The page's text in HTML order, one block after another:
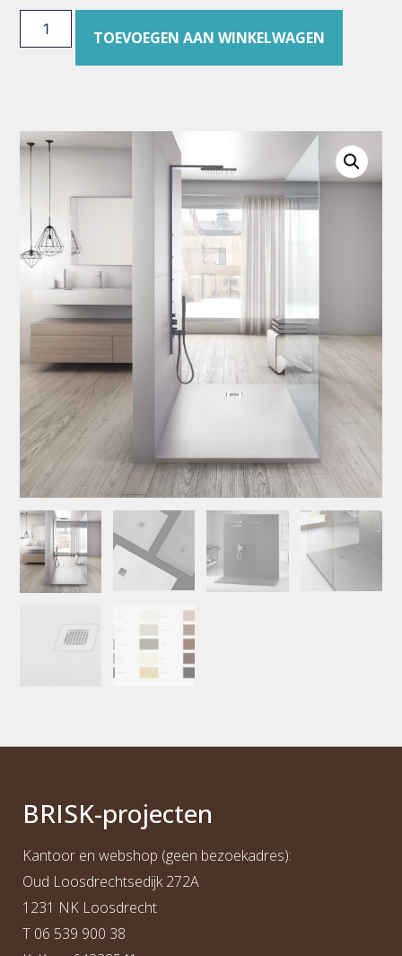
TOEVOEGEN AAN WINKELWAGEN
BRISK-projecten
Kantoor en webshop (geen bezoekadres):
Oud Loosdrechtsedijk 272A
1231 NK Loosdrecht
T 06 539 900 38